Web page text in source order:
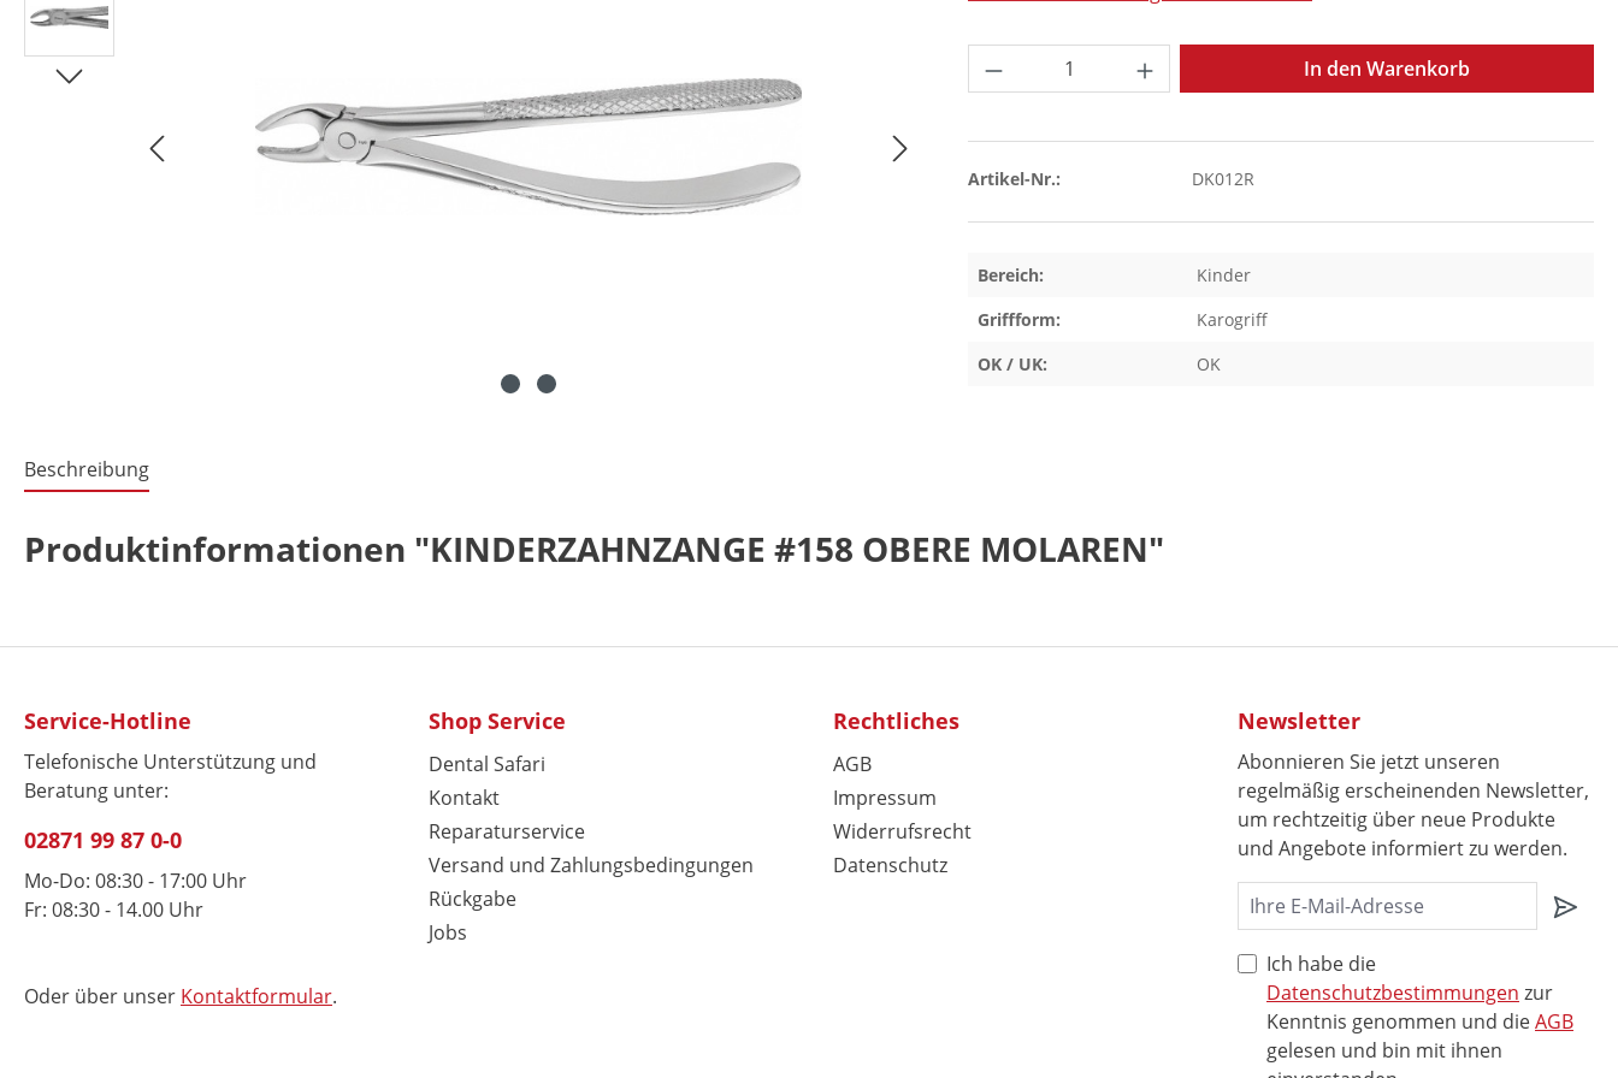
Produkt Anzahl: Gib den gewünschten Wert
In den Warenkorb
Artikel-Nr.: DK012R
Bereich:
Kinder
Griffform:
Karogriff
OK / UK:
OK
Beschreibung
Produktinformationen "KINDERZAHNZANGE #158 OBERE MOLAREN"
Service-Hotline
Telefonische Unterstützung und
Beratung unter:
02871 99 87 0-0
Mo-Do: 08:30 - 17:00 Uhr
Fr: 08:30 - 14.00 Uhr
Oder über unser Kontaktformular.
Shop Service
Dental Safari
Kontakt
Reparaturservice
Versand und Zahlungsbedingungen
Rückgabe
Jobs
Rechtliches
AGB
Impressum
Widerrufsrecht
Datenschutz
Newsletter
Abonnieren Sie jetzt unseren
regelmäßig erscheinenden Newsletter,
um rechtzeitig über neue Produkte
und Angebote informiert zu werden.
Ich habe die
Datenschutzbestimmungen zur
Kenntnis genommen und dieAGB
gelesen und bin mit ihnen